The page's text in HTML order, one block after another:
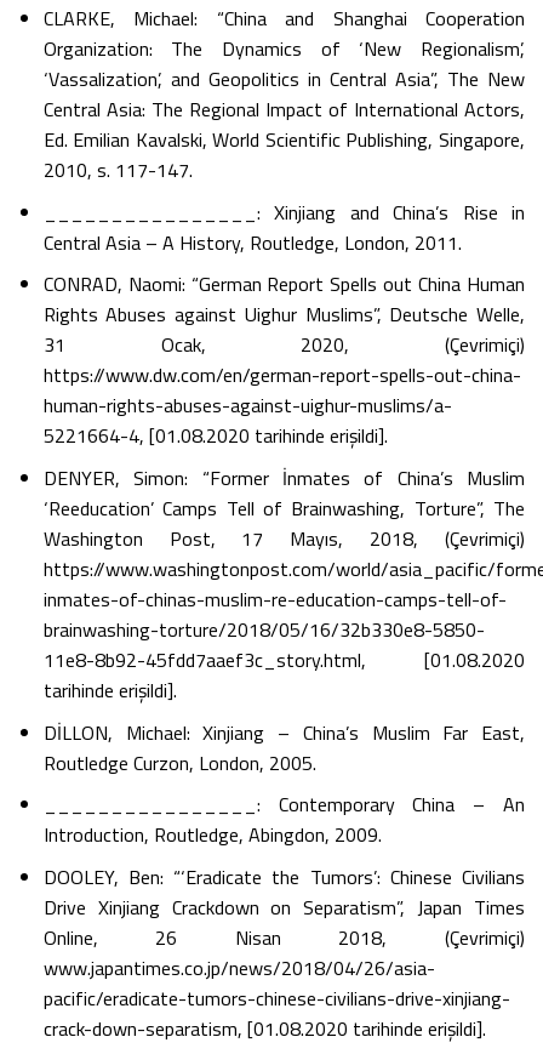
CLARKE, Michael: “China and Shanghai Cooperation
Organization: The Dynamics of ‘New Regionalism’,
‘Vassalization’, and Geopolitics in Central Asia”, The New
Central Asia: The Regional Impact of International Actors,
Ed. Emilian Kavalski, World Scientific Publishing, Singapore,
2010, s. 117-147.
________________: Xinjiang and China’s Rise in
Central Asia – A History, Routledge, London, 2011.
CONRAD, Naomi: “German Report Spells out China Human
Rights Abuses against Uighur Muslims”, Deutsche Welle,
31 Ocak, 2020, (Çevrimiçi)
https://www.dw.com/en/german-report-spells-out-china-
human-rights-abuses-against-uighur-muslims/a-
5221664-4, [01.08.2020 tarihinde erişildi].
DENYER, Simon: “Former İnmates of China’s Muslim
‘Reeducation’ Camps Tell of Brainwashing, Torture”, The
Washington Post, 17 Mayıs, 2018, (Çevrimiçi)
https://www.washingtonpost.com/world/asia_pacific/
inmates-of-chinas-muslim-re-education-camps-tell-of-
brainwashing-torture/2018/05/16/32b330e8-5850-
11e8-8b92-45fdd7aaef3c_story.html, [01.08.2020
tarihinde erişildi].
DİLLON, Michael: Xinjiang – China’s Muslim Far East,
Routledge Curzon, London, 2005.
________________: Contemporary China – An
Introduction, Routledge, Abingdon, 2009.
DOOLEY, Ben: “‘Eradicate the Tumors’: Chinese Civilians
Drive Xinjiang Crackdown on Separatism”, Japan Times
Online, 26 Nisan 2018, (Çevrimiçi)
www.japantimes.co.jp/news/2018/04/26/asia-
pacific/eradicate-tumors-chinese-civilians-drive-xinjiang-
crack-down-separatism, [01.08.2020 tarihinde erişildi].